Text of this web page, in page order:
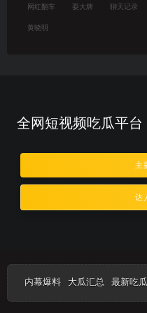
网红翻车 耍大牌 聊天记录
黄晓明
全网短视频吃瓜平
主
达
内幕爆料 大瓜汇总 最新吃瓜